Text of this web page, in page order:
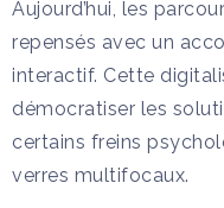
Aujourd’hui, les
repensés avec un
interactif. Cette
démocratiser les
certains freins
verres multifocaux.